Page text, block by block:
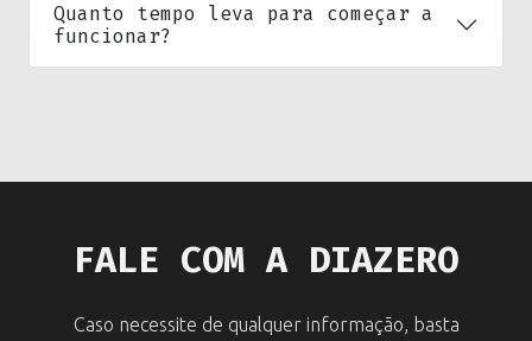
Quanto tempo leva para começar a
funcionar?
FALE COM A DIAZERO
Caso necessite de qualquer informação, basta